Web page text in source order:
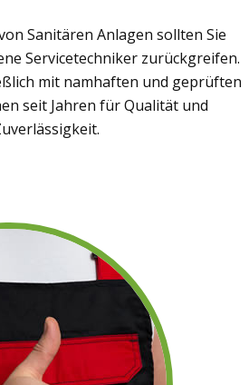
Sanitären Anlagen sollten Sie
Servicetechniker zurückgreifen.
mit namhaften und geprüften
seit Jahren für Qualität und